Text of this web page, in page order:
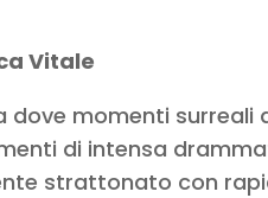
Vitale
dove momenti surreali
di intensa
strattonato con